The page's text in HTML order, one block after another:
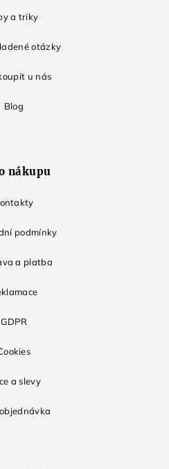
a triky
otázky
u nás
Blog
nákupu
podmínky
a platba
GDPR
a slevy